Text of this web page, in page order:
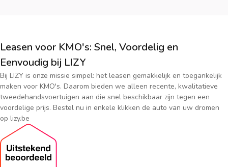
Leasen voor KMO's: Snel, Voordelig en
Eenvoudig bij LIZY
Bij LIZY is onze missie simpel: het leasen gemakkelijk en toegankelijk
maken voor KMO's. Daarom bieden we alleen recente, kwalitatieve
tweedehandsvoertuigen aan die snel beschikbaar zijn tegen een
voordelige prijs. Bestel nu in enkele klikken de auto van uw dromen
op lizy.be